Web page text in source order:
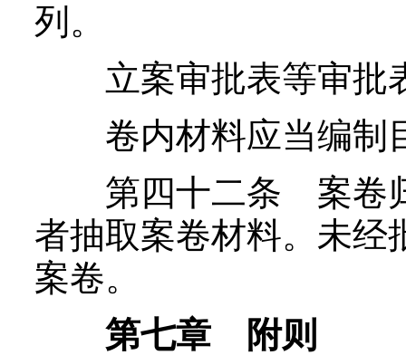
列。
立案审批表等审批
卷内材料应当编制
第四十二条 案卷归
者抽取案卷材料。未经
案卷。
第七章 附则